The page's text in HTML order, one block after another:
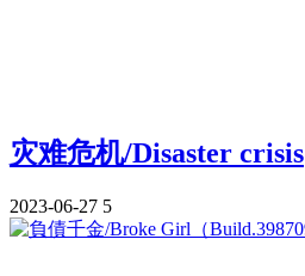
灾难危机/Disaster crisis
2023-06-27 5